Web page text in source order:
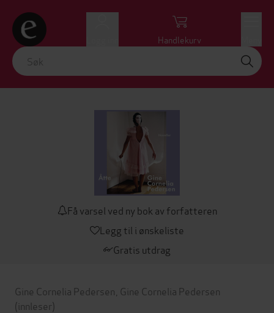
Handlekurv
Få varsel ved ny bok av forfatteren
Legg til i ønskeliste
Gratis utdrag
Gine Cornelia Pedersen Gine Cornelia Pedersen
(innleser)